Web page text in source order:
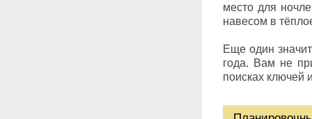
место для
навесом в
Еще один
года. Вам не
поисках ключей